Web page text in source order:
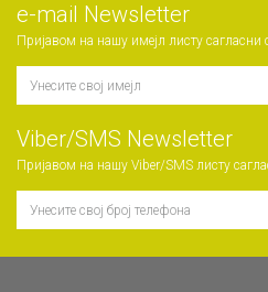
е-mail Newsletter
Пријавом на нашу имејл листу сагласни
Viber/SMS Newsletter
Пријавом на нашу Viber/SMS листу